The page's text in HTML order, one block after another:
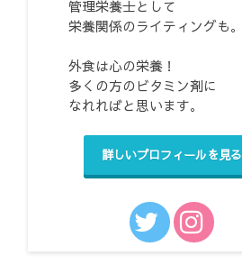
管理栄養士として
栄養関係のライティングも。
外食は心の栄養！
多くの方のビタミン剤に
なれればと思います。
詳しいプロフィールを見る